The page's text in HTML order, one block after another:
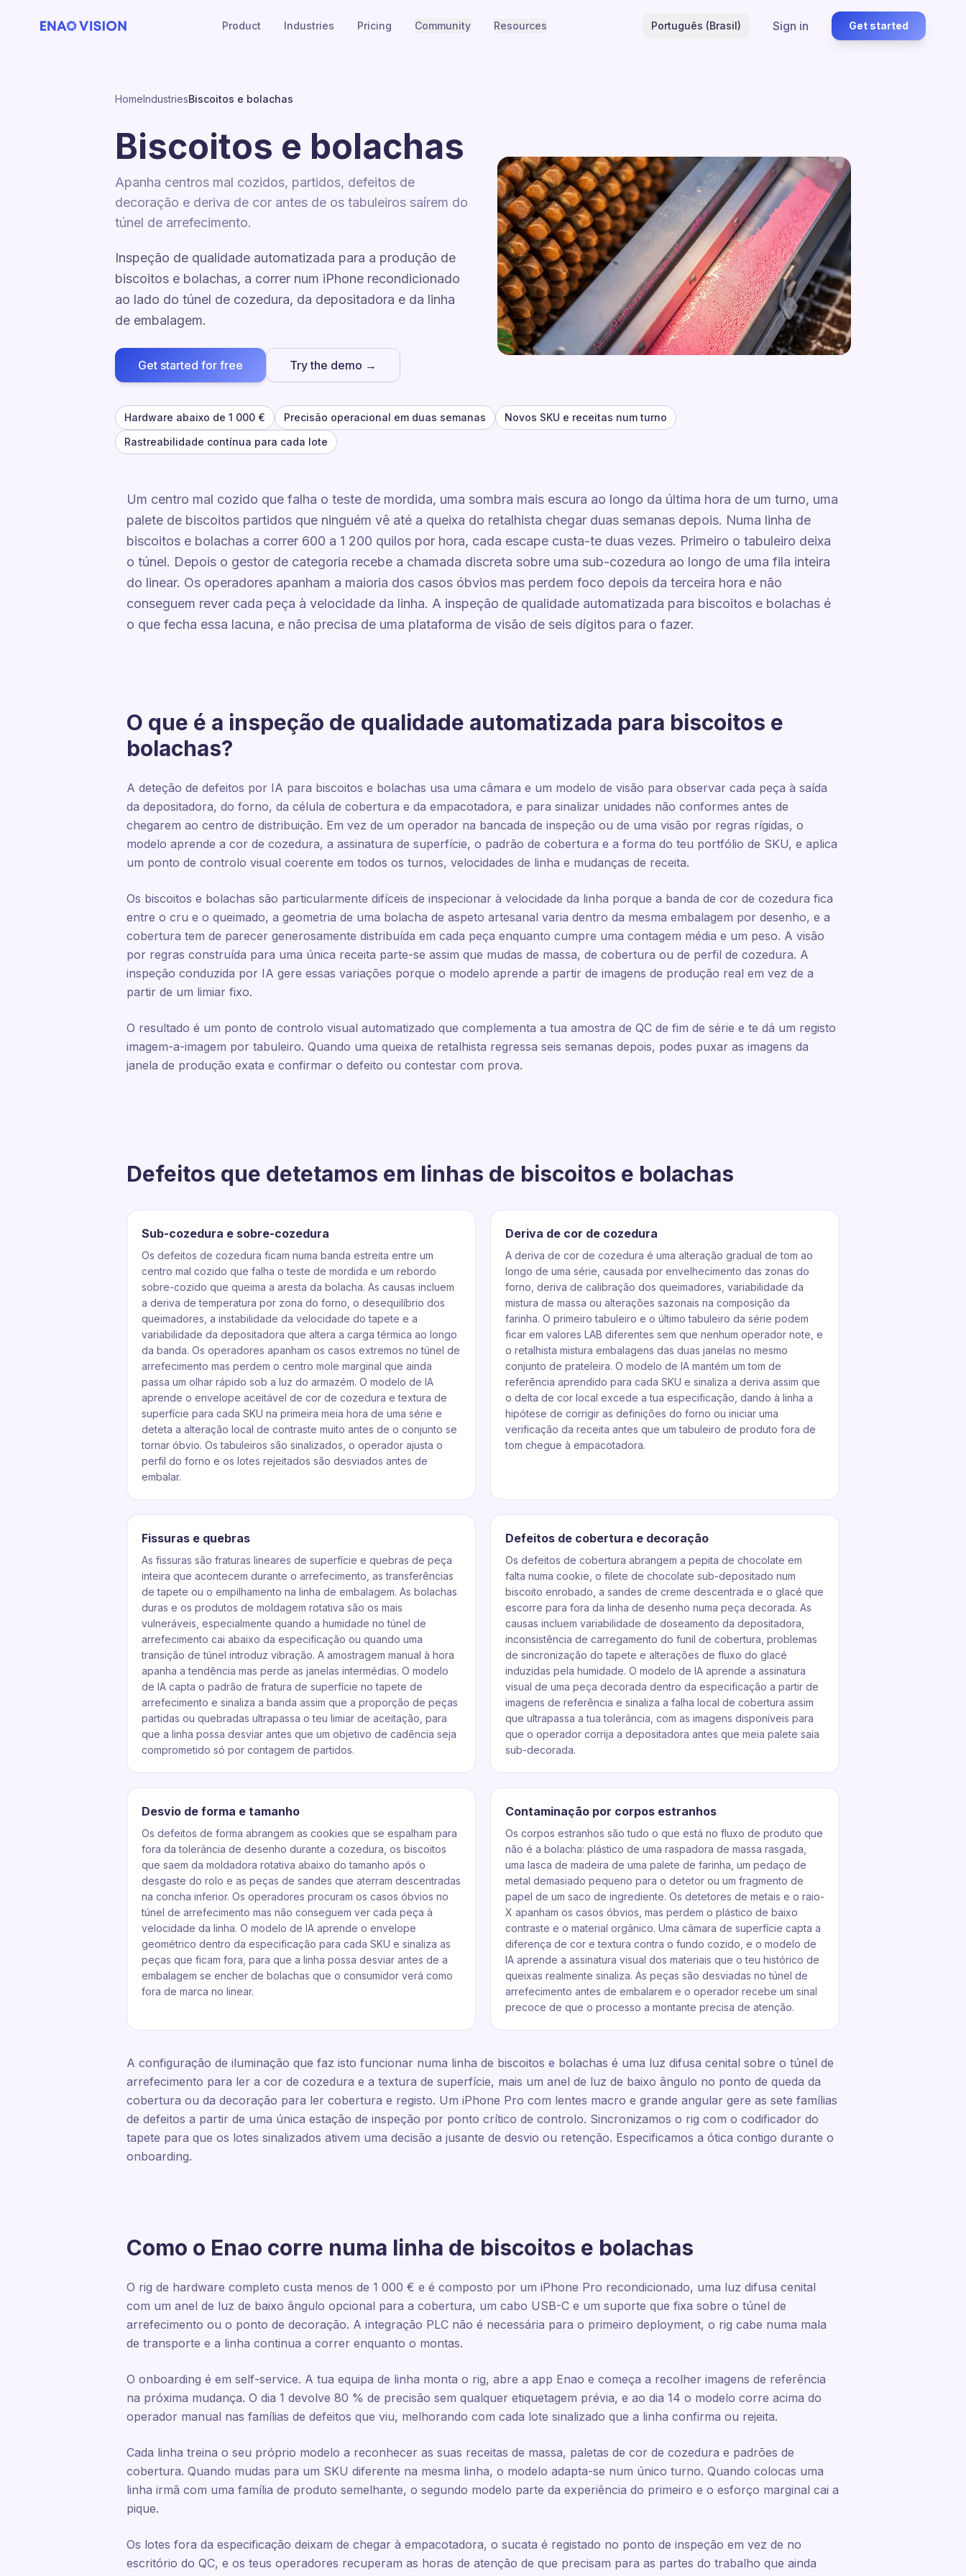
Product Industries Pricing Community Resources Português (Brasil) Sign in Get started
HomeIndustriesBiscoitos e bolachas
Biscoitos e bolachas
Apanha centros mal cozidos, partidos, defeitos de
decoração e deriva de cor antes de os tabuleiros saírem do
túnel de arrefecimento.
Inspeção de qualidade automatizada para a produção de
biscoitos e bolachas, a correr num iPhone recondicionado
ao lado do túnel de cozedura, da depositadora e da linha
de embalagem.
Get started for free Try the demo →
Hardware abaixo de 1 000 € Precisão operacional em duas semanas
Novos SKU e receitas num turno
Rastreabilidade contínua para cada lote
Um centro mal cozido que falha o teste de mordida, uma sombra mais escura ao longo da última hora de um turno, uma
palete de biscoitos partidos que ninguém vê até a queixa do retalhista chegar duas semanas depois. Numa linha de
biscoitos e bolachas a correr 600 a 1 200 quilos por hora, cada escape custa-te duas vezes. Primeiro o tabuleiro deixa
o túnel. Depois o gestor de categoria recebe a chamada discreta sobre uma sub-cozedura ao longo de uma fila inteira
do linear. Os operadores apanham a maioria dos casos óbvios mas perdem foco depois da terceira hora e não
conseguem rever cada peça à velocidade da linha. A inspeção de qualidade automatizada para biscoitos e bolachas é
o que fecha essa lacuna, e não precisa de uma plataforma de visão de seis dígitos para o fazer.
O que é a inspeção de qualidade automatizada para biscoitos e
bolachas?
A deteção de defeitos por IA para biscoitos e bolachas usa uma câmara e um modelo de visão para observar cada peça à saída
da depositadora, do forno, da célula de cobertura e da empacotadora, e para sinalizar unidades não conformes antes de
chegarem ao centro de distribuição. Em vez de um operador na bancada de inspeção ou de uma visão por regras rígidas, o
modelo aprende a cor de cozedura, a assinatura de superfície, o padrão de cobertura e a forma do teu portfólio de SKU, e aplica
um ponto de controlo visual coerente em todos os turnos, velocidades de linha e mudanças de receita.
Os biscoitos e bolachas são particularmente difíceis de inspecionar à velocidade da linha porque a banda de cor de cozedura fica
entre o cru e o queimado, a geometria de uma bolacha de aspeto artesanal varia dentro da mesma embalagem por desenho, e a
cobertura tem de parecer generosamente distribuída em cada peça enquanto cumpre uma contagem média e um peso. A visão
por regras construída para uma única receita parte-se assim que mudas de massa, de cobertura ou de perfil de cozedura. A
inspeção conduzida por IA gere essas variações porque o modelo aprende a partir de imagens de produção real em vez de a
partir de um limiar fixo.
O resultado é um ponto de controlo visual automatizado que complementa a tua amostra de QC de fim de série e te dá um registo
imagem-a-imagem por tabuleiro. Quando uma queixa de retalhista regressa seis semanas depois, podes puxar as imagens da
janela de produção exata e confirmar o defeito ou contestar com prova.
Defeitos que detetamos em linhas de biscoitos e bolachas
Sub-cozedura e sobre-cozedura
Os defeitos de cozedura ficam numa banda estreita entre um
centro mal cozido que falha o teste de mordida e um rebordo
sobre-cozido que queima a aresta da bolacha. As causas incluem
a deriva de temperatura por zona do forno, o desequilíbrio dos
queimadores, a instabilidade da velocidade do tapete e a
variabilidade da depositadora que altera a carga térmica ao longo
da banda. Os operadores apanham os casos extremos no túnel de
arrefecimento mas perdem o centro mole marginal que ainda
passa um olhar rápido sob a luz do armazém. O modelo de IA
aprende o envelope aceitável de cor de cozedura e textura de
superfície para cada SKU na primeira meia hora de uma série e
deteta a alteração local de contraste muito antes de o conjunto se
tornar óbvio. Os tabuleiros são sinalizados, o operador ajusta o
perfil do forno e os lotes rejeitados são desviados antes de
embalar.
Deriva de cor de cozedura
A deriva de cor de cozedura é uma alteração gradual de tom ao
longo de uma série, causada por envelhecimento das zonas do
forno, deriva de calibração dos queimadores, variabilidade da
mistura de massa ou alterações sazonais na composição da
farinha. O primeiro tabuleiro e o último tabuleiro da série podem
ficar em valores LAB diferentes sem que nenhum operador note, e
o retalhista mistura embalagens das duas janelas no mesmo
conjunto de prateleira. O modelo de IA mantém um tom de
referência aprendido para cada SKU e sinaliza a deriva assim que
o delta de cor local excede a tua especificação, dando à linha a
hipótese de corrigir as definições do forno ou iniciar uma
verificação da receita antes que um tabuleiro de produto fora de
tom chegue à empacotadora.
Fissuras e quebras
As fissuras são fraturas lineares de superfície e quebras de peça
inteira que acontecem durante o arrefecimento, as transferências
de tapete ou o empilhamento na linha de embalagem. As bolachas
duras e os produtos de moldagem rotativa são os mais
vulneráveis, especialmente quando a humidade no túnel de
arrefecimento cai abaixo da especificação ou quando uma
transição de túnel introduz vibração. A amostragem manual à hora
apanha a tendência mas perde as janelas intermédias. O modelo
de IA capta o padrão de fratura de superfície no tapete de
arrefecimento e sinaliza a banda assim que a proporção de peças
partidas ou quebradas ultrapassa o teu limiar de aceitação, para
que a linha possa desviar antes que um objetivo de cadência seja
comprometido só por contagem de partidos.
Defeitos de cobertura e decoração
Os defeitos de cobertura abrangem a pepita de chocolate em
falta numa cookie, o filete de chocolate sub-depositado num
biscoito enrobado, a sandes de creme descentrada e o glacé que
escorre para fora da linha de desenho numa peça decorada. As
causas incluem variabilidade de doseamento da depositadora,
inconsistência de carregamento do funil de cobertura, problemas
de sincronização do tapete e alterações de fluxo do glacé
induzidas pela humidade. O modelo de IA aprende a assinatura
visual de uma peça decorada dentro da especificação a partir de
imagens de referência e sinaliza a falha local de cobertura assim
que ultrapassa a tua tolerância, com as imagens disponíveis para
que o operador corrija a depositadora antes que meia palete saia
sub-decorada.
Desvio de forma e tamanho
Os defeitos de forma abrangem as cookies que se espalham para
fora da tolerância de desenho durante a cozedura, os biscoitos
que saem da moldadora rotativa abaixo do tamanho após o
desgaste do rolo e as peças de sandes que aterram descentradas
na concha inferior. Os operadores procuram os casos óbvios no
túnel de arrefecimento mas não conseguem ver cada peça à
velocidade da linha. O modelo de IA aprende o envelope
geométrico dentro da especificação para cada SKU e sinaliza as
peças que ficam fora, para que a linha possa desviar antes de a
embalagem se encher de bolachas que o consumidor verá como
fora de marca no linear.
Contaminação por corpos estranhos
Os corpos estranhos são tudo o que está no fluxo de produto que
não é a bolacha: plástico de uma raspadora de massa rasgada,
uma lasca de madeira de uma palete de farinha, um pedaço de
metal demasiado pequeno para o detetor ou um fragmento de
papel de um saco de ingrediente. Os detetores de metais e o raio-
X apanham os casos óbvios, mas perdem o plástico de baixo
contraste e o material orgânico. Uma câmara de superfície capta a
diferença de cor e textura contra o fundo cozido, e o modelo de
IA aprende a assinatura visual dos materiais que o teu histórico de
queixas realmente sinaliza. As peças são desviadas no túnel de
arrefecimento antes de embalarem e o operador recebe um sinal
precoce de que o processo a montante precisa de atenção.
A configuração de iluminação que faz isto funcionar numa linha de biscoitos e bolachas é uma luz difusa cenital sobre o túnel de
arrefecimento para ler a cor de cozedura e a textura de superfície, mais um anel de luz de baixo ângulo no ponto de queda da
cobertura ou da decoração para ler cobertura e registo. Um iPhone Pro com lentes macro e grande angular gere as sete famílias
de defeitos a partir de uma única estação de inspeção por ponto crítico de controlo. Sincronizamos o rig com o codificador do
tapete para que os lotes sinalizados ativem uma decisão a jusante de desvio ou retenção. Especificamos a ótica contigo durante o
onboarding.
Como o Enao corre numa linha de biscoitos e bolachas
O rig de hardware completo custa menos de 1 000 € e é composto por um iPhone Pro recondicionado, uma luz difusa cenital
com um anel de luz de baixo ângulo opcional para a cobertura, um cabo USB-C e um suporte que fixa sobre o túnel de
arrefecimento ou o ponto de decoração. A integração PLC não é necessária para o primeiro deployment, o rig cabe numa mala
de transporte e a linha continua a correr enquanto o montas.
O onboarding é em self-service. A tua equipa de linha monta o rig, abre a app Enao e começa a recolher imagens de referência
na próxima mudança. O dia 1 devolve 80 % de precisão sem qualquer etiquetagem prévia, e ao dia 14 o modelo corre acima do
operador manual nas famílias de defeitos que viu, melhorando com cada lote sinalizado que a linha confirma ou rejeita.
Cada linha treina o seu próprio modelo a reconhecer as suas receitas de massa, paletas de cor de cozedura e padrões de
cobertura. Quando mudas para um SKU diferente na mesma linha, o modelo adapta-se num único turno. Quando colocas uma
linha irmã com uma família de produto semelhante, o segundo modelo parte da experiência do primeiro e o esforço marginal cai a
pique.
Os lotes fora da especificação deixam de chegar à empacotadora, o sucata é registado no ponto de inspeção em vez de no
escritório do QC, e os teus operadores recuperam as horas de atenção de que precisam para as partes do trabalho que ainda